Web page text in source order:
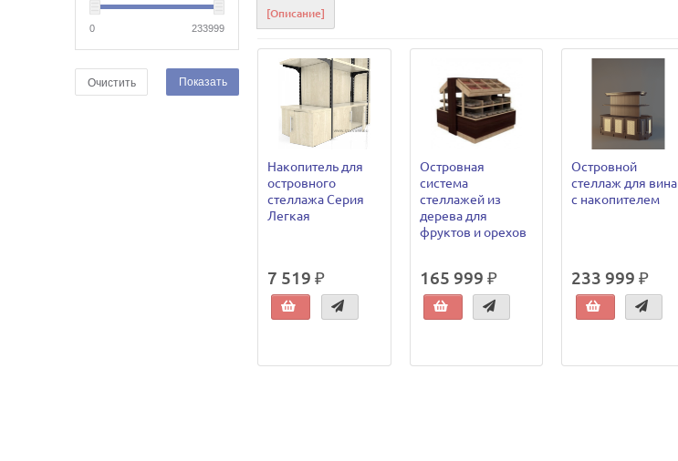
0 233999
Очистить Показать
[Описание]
Накопитель для
островного
стеллажа Серия
Легкая
7 519 ₽
Островная
система
стеллажей из
дерева для
фруктов и орехов
165 999 ₽
Островной
стеллаж для вина
с накопителем
233 999 ₽